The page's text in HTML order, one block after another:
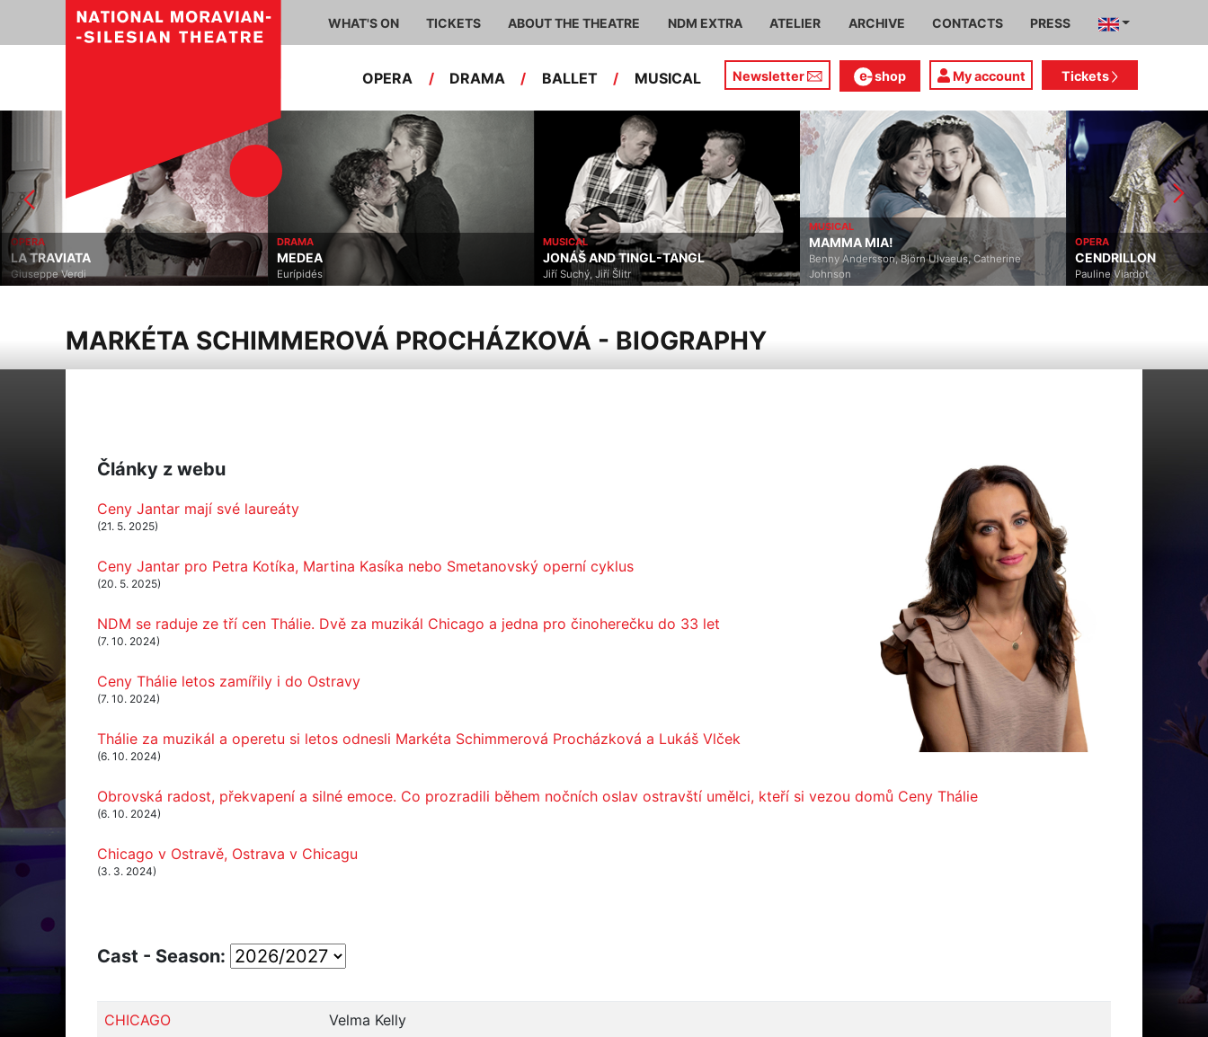
WHAT'S ON TICKETS ABOUT THE THEATRE NDM EXTRA ATELIER ARCHIVE CONTACTS PRESS
OPERA / DRAMA / BALLET / MUSICAL Newsletter shop My account Tickets
OPERA
LA TRAVIATA
Giuseppe Verdi
DRAMA
MEDEA
Eurípidés
MUSICAL
JONÁŠ AND TINGL-TANGL
Jiří Suchý, Jiří Šlitr
MUSICAL
MAMMA MIA!
Benny Andersson, Björn Ulvaeus, Catherine
Johnson
OPERA
CENDRILLON
Pauline Viardot
MARKÉTA SCHIMMEROVÁ PROCHÁZKOVÁ - BIOGRAPHY
Články z webu
Ceny Jantar mají své laureáty
(21. 5. 2025)
Ceny Jantar pro Petra Kotíka, Martina Kasíka nebo Smetanovský operní cyklus
(20. 5. 2025)
NDM se raduje ze tří cen Thálie. Dvě za muzikál Chicago a jedna pro činoherečku do 33 let
(7. 10. 2024)
Ceny Thálie letos zamířily i do Ostravy
(7. 10. 2024)
Thálie za muzikál a operetu si letos odnesli Markéta Schimmerová Procházková a Lukáš Vlček
(6. 10. 2024)
Obrovská radost, překvapení a silné emoce. Co prozradili během nočních oslav ostravští umělci, kteří si vezou domů Ceny Thálie
(6. 10. 2024)
Chicago v Ostravě, Ostrava v Chicagu
(3. 3. 2024)
Cast - Season:
CHICAGO Velma Kelly